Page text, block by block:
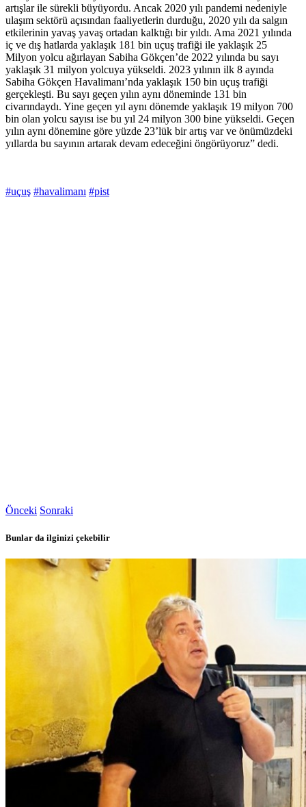
artışlar ile sürekli büyüyordu. Ancak 2020 yılı pandemi nedeniyle
ulaşım sektörü açısından faaliyetlerin durduğu, 2020 yılı da salgın
etkilerinin yavaş yavaş ortadan kalktığı bir yıldı. Ama 2021 yılında
iç ve dış hatlarda yaklaşık 181 bin uçuş trafiği ile yaklaşık 25
Milyon yolcu ağırlayan Sabiha Gökçen’de 2022 yılında bu sayı
yaklaşık 31 milyon yolcuya yükseldi. 2023 yılının ilk 8 ayında
Sabiha Gökçen Havalimanı’nda yaklaşık 150 bin uçuş trafiği
gerçekleşti. Bu sayı geçen yılın aynı döneminde 131 bin
civarındaydı. Yine geçen yıl aynı dönemde yaklaşık 19 milyon 700
bin olan yolcu sayısı ise bu yıl 24 milyon 300 bine yükseldi. Geçen
yılın aynı dönemine göre yüzde 23’lük bir artış var ve önümüzdeki
yıllarda bu sayının artarak devam edeceğini öngörüyoruz” dedi.
#uçuş #havalimanı #pist
Önceki Sonraki
Bunlar da ilginizi çekebilir